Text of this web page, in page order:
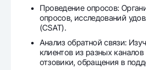
Проведение опросов:
опросов, исследований
(CSAT).
Анализ обратной связи:
клиентов из разных
отзовики, обращения в